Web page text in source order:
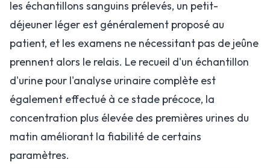
les échantillons sanguins prélevés, un petit-
déjeuner léger est généralement proposé au
patient, et les examens ne nécessitant pas de jeûne
prennent alors le relais. Le recueil d'un échantillon
d'urine pour l'analyse urinaire complète est
également effectué à ce stade précoce, la
concentration plus élevée des premières urines du
matin améliorant la fiabilité de certains
paramètres.